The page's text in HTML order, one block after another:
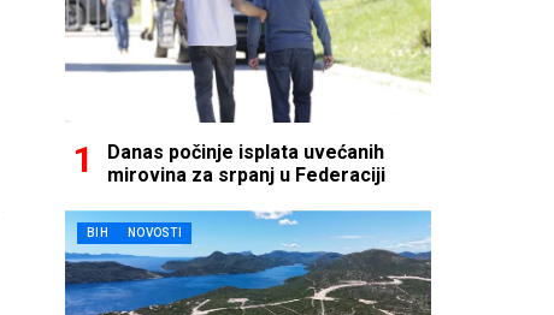
Danas počinje isplata uvećanih
mirovina za srpanj u Federaciji
BIH NOVOSTI